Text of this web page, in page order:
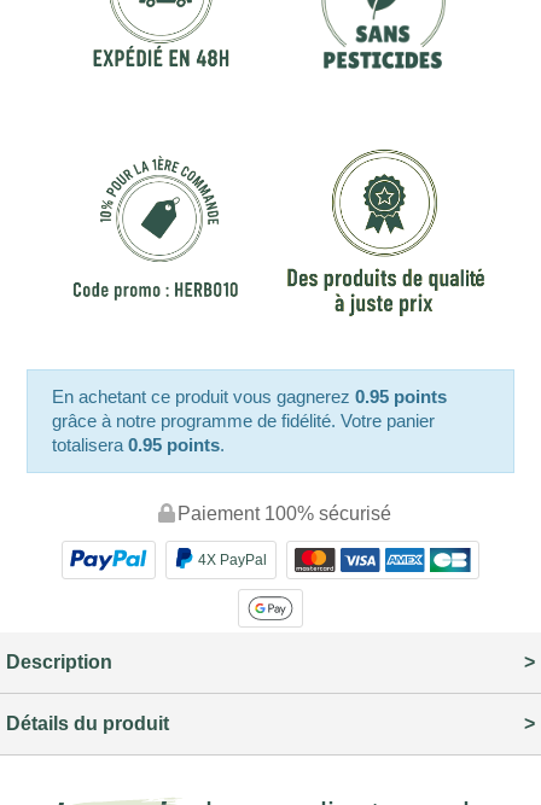
En achetant ce produit vous gagnerez0.95 points
grâce à notre programme de fidélité. Votre panier
totalisera0.95 points.
Paiement 100% sécurisé
4X PayPal
Description
Détails du produit